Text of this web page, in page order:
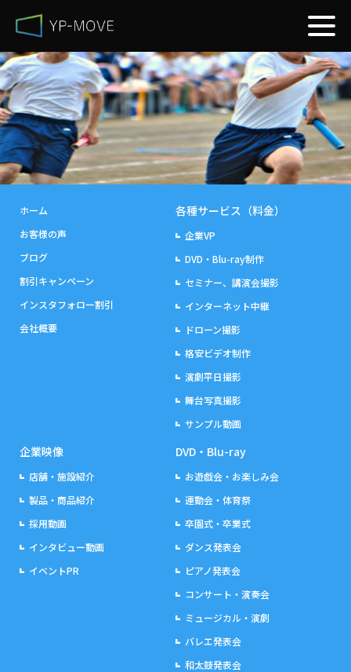
ホーム
お客様の声
ブログ
割引キャンペーン
インスタフォロー割引
会社概要
各種サービス（料金）
企業VP
DVD・Blu-ray制作
セミナー、講演会撮影
インターネット中継
ドローン撮影
格安ビデオ制作
演劇平日撮影
舞台写真撮影
サンプル動画
企業映像
店舗・施設紹介
製品・商品紹介
採用動画
インタビュー動画
イベントPR
DVD・Blu-ray
お遊戯会・お楽しみ会
運動会・体育祭
卒園式・卒業式
ダンス発表会
ピアノ発表会
コンサート・演奏会
ミュージカル・演劇
バレエ発表会
和太鼓発表会